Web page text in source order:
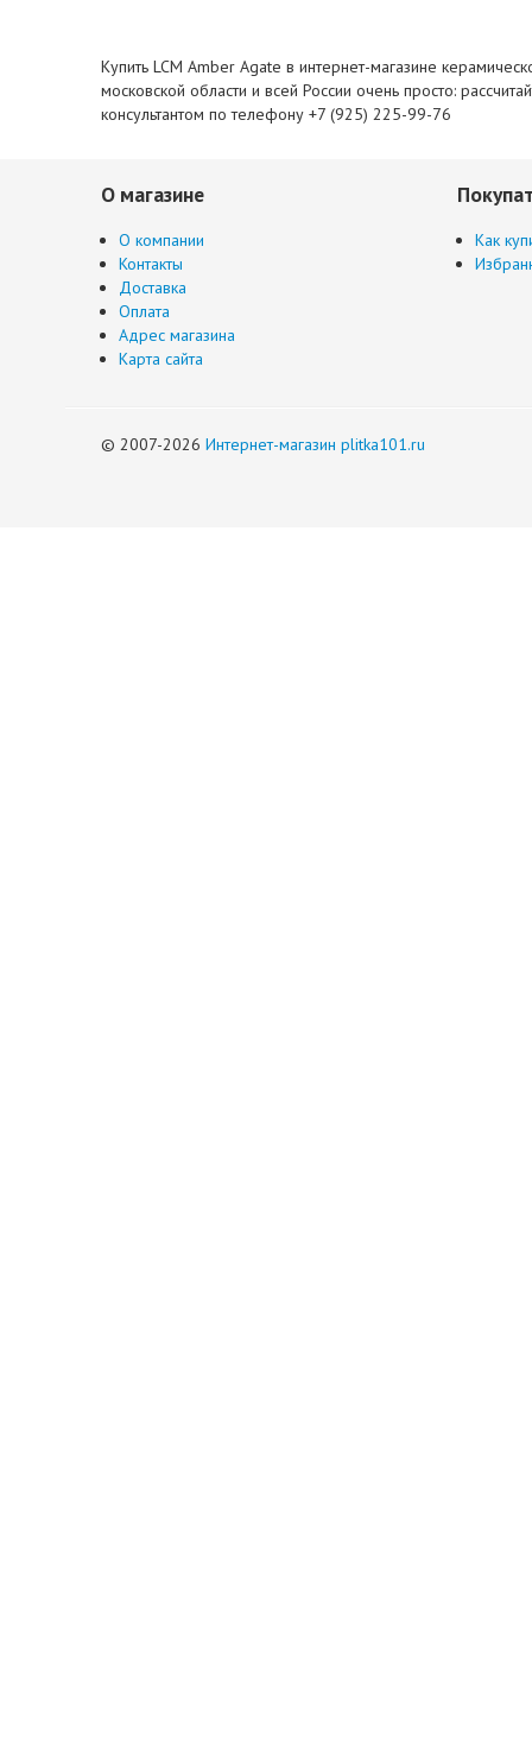
Купить LCM Amber Agate в интернет-магазине
московской области и всей России очень просто:
консультантом по телефону +7 (925) 225-99-76
О магазине
О компании
Контакты
Доставка
Оплата
Адрес магазина
Карта сайта
Как
© 2007-2026 Интернет-магазин plitka101.ru